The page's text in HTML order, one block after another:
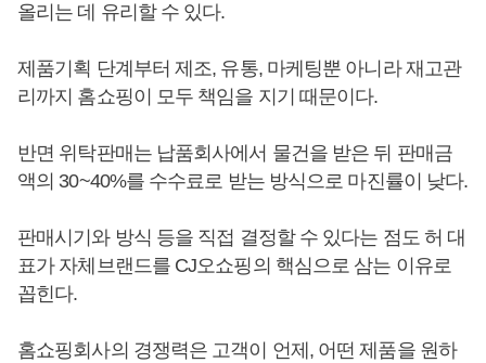
올리는 데 유리할 수 있다.
제품기획 단계부터 제조, 유통, 마케팅뿐 아니라 재고관
리까지 홈쇼핑이 모두 책임을 지기 때문이다.
반면 위탁판매는 납품회사에서 물건을 받은 뒤 판매금
액의 30~40%를 수수료로 받는 방식으로 마진률이 낮다.
판매시기와 방식 등을 직접 결정할 수 있다는 점도 허 대
표가 자체브랜드를 CJ오쇼핑의 핵심으로 삼는 이유로
꼽힌다.
홈쇼핑회사의 경쟁력은 고객이 언제, 어떤 제품을 원하